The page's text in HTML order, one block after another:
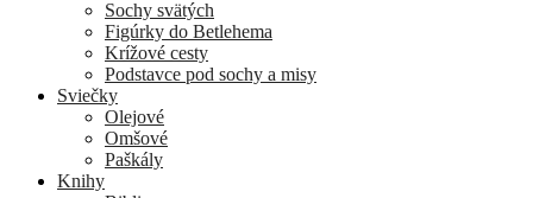
Sochy svätých
Figúrky do Betlehema
Krížové cesty
Podstavce pod sochy a misy
Sviečky
Olejové
Omšové
Paškály
Knihy